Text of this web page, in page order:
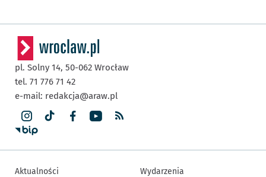
pl. Solny 14, 50-062 Wrocław
tel. 71 776 71 42
e-mail: redakcja@araw.pl
Aktualności
Wydarzenia